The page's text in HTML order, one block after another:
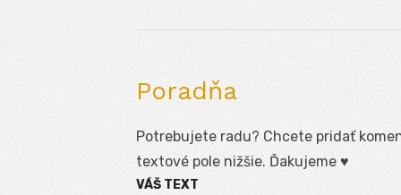
Poradňa
Potrebujete radu? Chcete pridať
textové pole nižšie. Ďakujeme ♥
VÁŠ TEXT